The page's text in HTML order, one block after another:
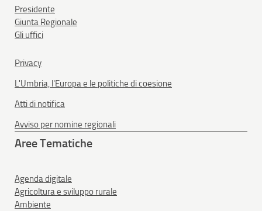
Presidente
Giunta Regionale
Gli uffici
Privacy
L'Umbria, l'Europa e le politiche di coesione
Atti di notifica
Avviso per nomine regionali
Aree Tematiche
Agenda digitale
Agricoltura e sviluppo rurale
Ambiente